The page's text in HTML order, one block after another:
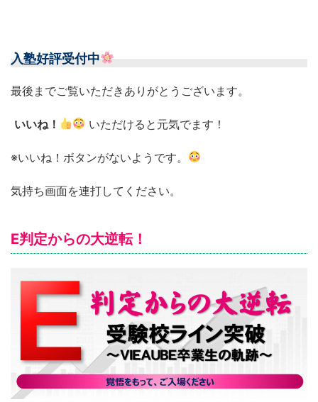
入塾好評受付中
最後までご覧いただきありがとうございます。
いいね！ いただけると元気でます！
※いいね！ボタンがないようです。
気持ち画面を連打してください。
E判定からの大逆転！